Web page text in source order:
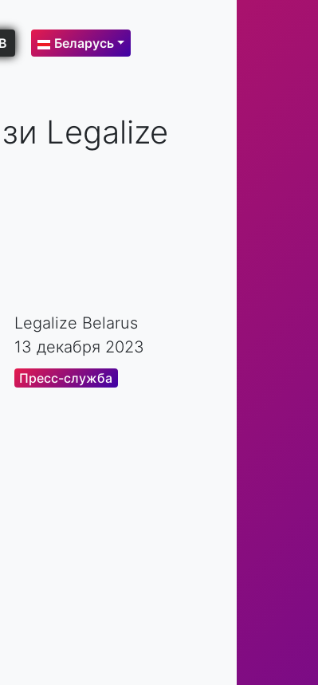
Беларусь
Legalize
Legalize Belarus
13 декабря 2023
Пресс-служба